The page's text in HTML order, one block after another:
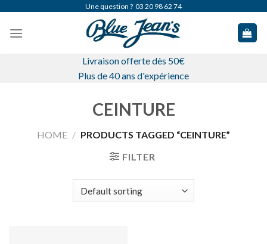
content
Une question ? 03 20 98 62 74
Livraison offerte dès 50€
Plus de 40 ans d'expérience
CEINTURE
HOME / PRODUCTS TAGGED “CEINTURE”
FILTER